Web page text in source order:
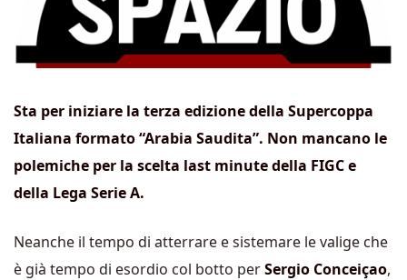
Sta per iniziare la terza edizione della Supercoppa
Italiana formato “Arabia Saudita”. Non mancano le
polemiche per la scelta last minute della FIGC e
della Lega Serie A.
Neanche il tempo di atterrare e sistemare le valige che
è già tempo di esordio col botto perSergio Conceiçao,